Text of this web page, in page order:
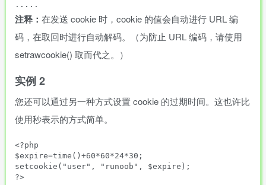
注释： 在发送 cookie 时，cookie 的值会自动进行 URL 编
码，在取回时进行自动解码。（为防止 URL 编码，请使用
setrawcookie() 取而代之。）
实例 2
您还可以通过另一种方式设置 cookie 的过期时间。这也许比
使用秒表示的方式简单。
<?php
$expire=time()+60*60*24*30;
setcookie("user", "runoob", $expire);
?>